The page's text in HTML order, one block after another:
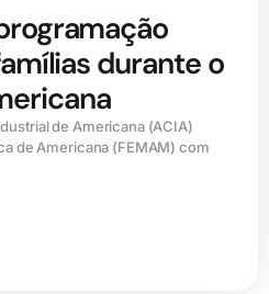
durante o
de Americana (ACIA)
de Americana (FEMAM) com